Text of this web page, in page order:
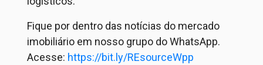
Fique por dentro das notícias do mercado
imobiliário em nosso grupo do WhatsApp.
Acesse: https://bit.ly/REsourceWpp